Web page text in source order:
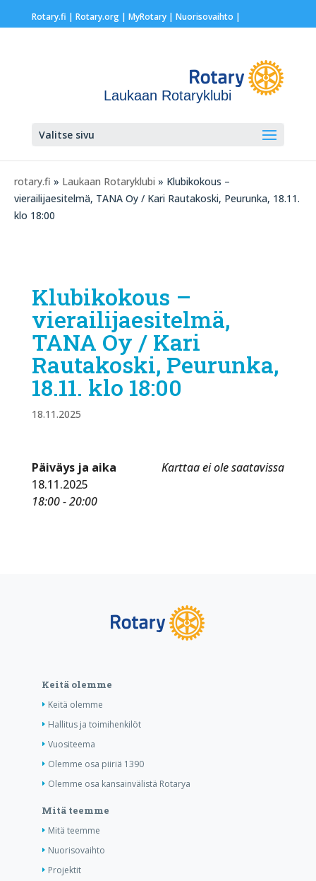
Rotary.fi | Rotary.org| MyRotary | Nuorisovaihto |
Laukaan Rotaryklubi
Valitse sivu
rotary.fi » Laukaan Rotaryklubi » Klubikokous –
vierailijaesitelmä, TANA Oy / Kari Rautakoski, Peurunka, 18.11.
klo 18:00
Klubikokous –
vierailijaesitelmä,
TANA Oy / Kari
Rautakoski, Peurunka,
18.11. klo 18:00
18.11.2025
Karttaa ei ole saatavissa
Päiväys ja aika
18.11.2025
18:00 - 20:00
Keitä olemme
Keitä olemme
Hallitus ja toimihenkilöt
Vuositeema
Olemme osa piiriä 1390
Olemme osa kansainvälistä Rotarya
Mitä teemme
Mitä teemme
Nuorisovaihto
Projektit